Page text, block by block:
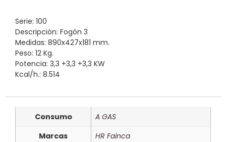
Serie: 100
Descripción: Fogón 3
Medidas: 890x427x181 mm.
Peso: 12 Kg.
Potencia: 3,3 +3,3 +3,3 KW
Kcal/h.: 8.514
Consumo
A GAS
Marcas
HR Fainca